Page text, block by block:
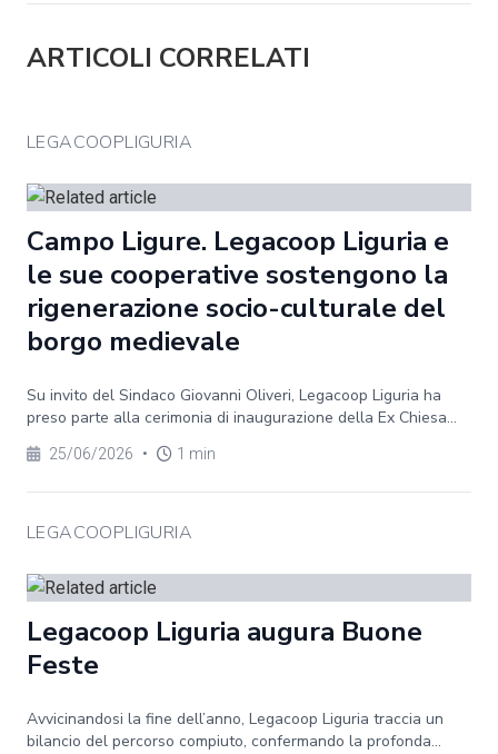
ARTICOLI CORRELATI
LEGACOOPLIGURIA
Campo Ligure. Legacoop Liguria e
le sue cooperative sostengono la
rigenerazione socio-culturale del
borgo medievale
Su invito del Sindaco Giovanni Oliveri, Legacoop Liguria ha
preso parte alla cerimonia di inaugurazione della Ex Chiesa...
25/06/2026 • 1 min
LEGACOOPLIGURIA
Legacoop Liguria augura Buone
Feste
Avvicinandosi la fine dell’anno, Legacoop Liguria traccia un
bilancio del percorso compiuto, confermando la profonda...